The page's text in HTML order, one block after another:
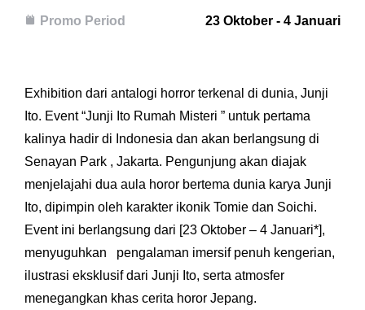
Promo Period 23 Oktober - 4 Januari
Exhibition dari antalogi horror terkenal di dunia, Junji
Ito. Event “Junji Ito Rumah Misteri ” untuk pertama
kalinya hadir di Indonesia dan akan berlangsung di
Senayan Park , Jakarta. Pengunjung akan diajak
menjelajahi dua aula horor bertema dunia karya Junji
Ito, dipimpin oleh karakter ikonik Tomie dan Soichi.
Event ini berlangsung dari [23 Oktober – 4 Januari*],
menyuguhkan pengalaman imersif penuh kengerian,
ilustrasi eksklusif dari Junji Ito, serta atmosfer
menegangkan khas cerita horor Jepang.